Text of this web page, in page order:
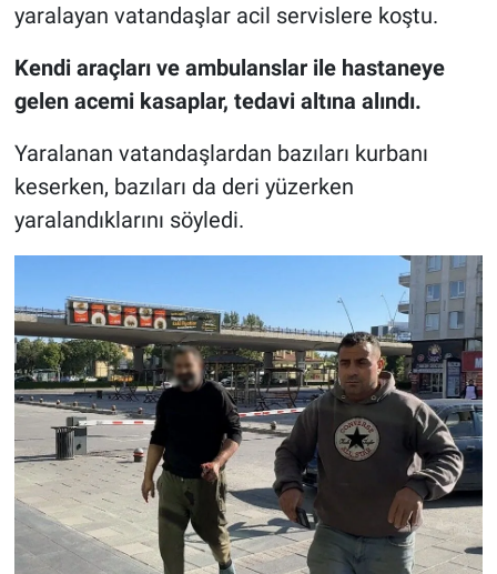
yaralayan vatandaşlar acil servislere koştu.
Kendi araçları ve ambulanslar ile hastaneye
gelen acemi kasaplar, tedavi altına alındı.
Yaralanan vatandaşlardan bazıları kurbanı
keserken, bazıları da deri yüzerken
yaralandıklarını söyledi.